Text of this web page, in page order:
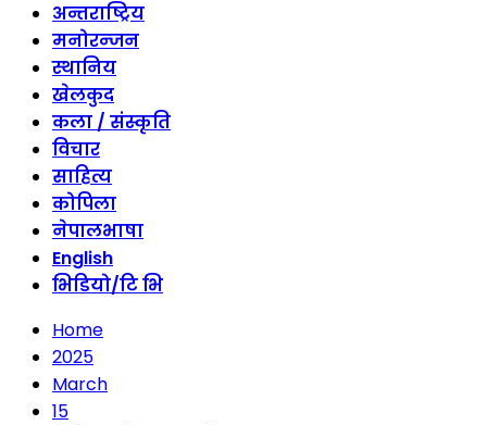
अन्तराष्ट्रिय
मनोरन्जन
स्थानिय
खेलकुद
कला / संस्कृति
विचार
साहित्य
कोपिला
नेपालभाषा
English
भिडियो/टि भि
Home
2025
March
15